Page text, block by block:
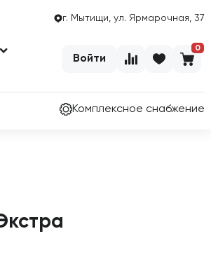
г. Мытищи, ул. Ярмарочная, 37
Войти
0
Комплексное снабжение